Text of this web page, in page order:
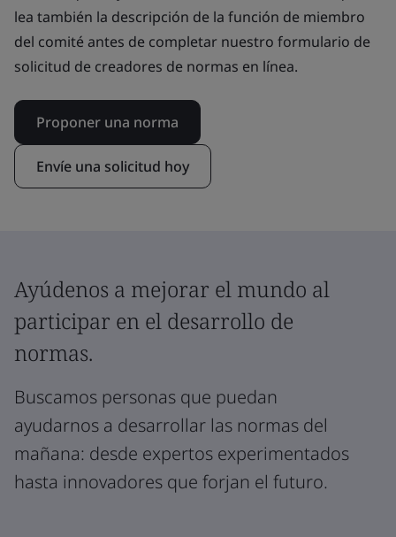
lea también la descripción de la función de miembro
del comité antes de completar nuestro formulario de
solicitud de creadores de normas en línea.
Proponer una norma
Envíe una solicitud hoy
Ayúdenos a mejorar el mundo al
participar en el desarrollo de
normas.
Buscamos personas que puedan
ayudarnos a desarrollar las normas del
mañana: desde expertos experimentados
hasta innovadores que forjan el futuro.